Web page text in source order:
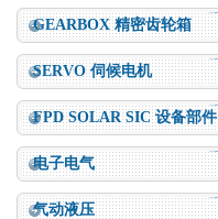
GEARBOX 精密齿轮箱
SERVO 伺候电机
FPD SOLAR SIC 设备部件
电子电气
气动液压